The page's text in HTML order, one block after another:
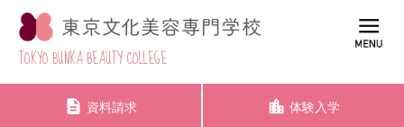
TOKYO BUNKA BEAUTY COLLEGE
資料請求 体験入学